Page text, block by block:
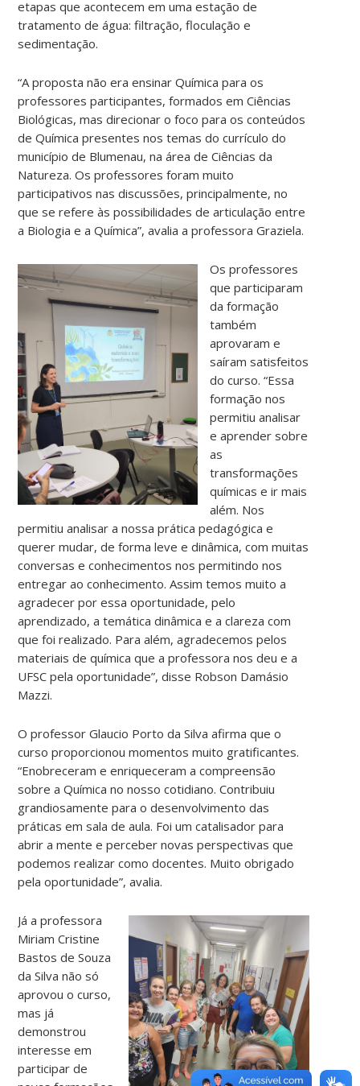
etapas que acontecem em uma estação de
tratamento de água: filtração, floculação e
sedimentação.
“A proposta não era ensinar Química para os
professores participantes, formados em Ciências
Biológicas, mas direcionar o foco para os conteúdos
de Química presentes nos temas do currículo do
município de Blumenau, na área de Ciências da
Natureza. Os professores foram muito
participativos nas discussões, principalmente, no
que se refere às possibilidades de articulação entre
a Biologia e a Química”, avalia a professora Graziela.
Os professores
que participaram
da formação
também
aprovaram e
saíram satisfeitos
do curso. “Essa
formação nos
permitiu analisar
e aprender sobre
as
transformações
químicas e ir mais
além. Nos
permitiu analisar a nossa prática pedagógica e
querer mudar, de forma leve e dinâmica, com muitas
conversas e conhecimentos nos permitindo nos
entregar ao conhecimento. Assim temos muito a
agradecer por essa oportunidade, pelo
aprendizado, a temática dinâmica e a clareza com
que foi realizado. Para além, agradecemos pelos
materiais de química que a professora nos deu e a
UFSC pela oportunidade”, disse Robson Damásio
Mazzi.
O professor Glaucio Porto da Silva afirma que o
curso proporcionou momentos muito gratificantes.
“Enobreceram e enriqueceram a compreensão
sobre a Química no nosso cotidiano. Contribuiu
grandiosamente para o desenvolvimento das
práticas em sala de aula. Foi um catalisador para
abrir a mente e perceber novas perspectivas que
podemos realizar como docentes. Muito obrigado
pela oportunidade”, avalia.
Já a professora
Miriam Cristine
Bastos de Souza
da Silva não só
aprovou o curso,
mas já
demonstrou
interesse em
participar de